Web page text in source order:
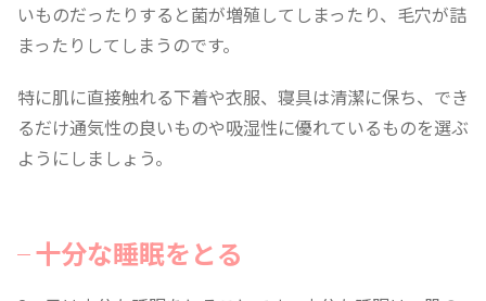
いものだったりすると菌が増殖してしまったり、毛穴が詰
まったりしてしまうのです。
特に肌に直接触れる下着や衣服、寝具は清潔に保ち、でき
るだけ通気性の良いものや吸湿性に優れているものを選ぶ
ようにしましょう。
十分な睡眠をとる